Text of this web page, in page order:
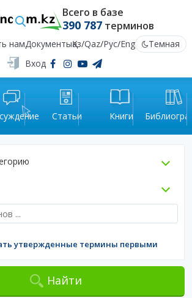
Всего в базе
390 787 терминов
намДокументыҚаз/Qaz/Рус/Eng
Темная
Вход
Статьи Книги
утвержденные термины первыми
Найти